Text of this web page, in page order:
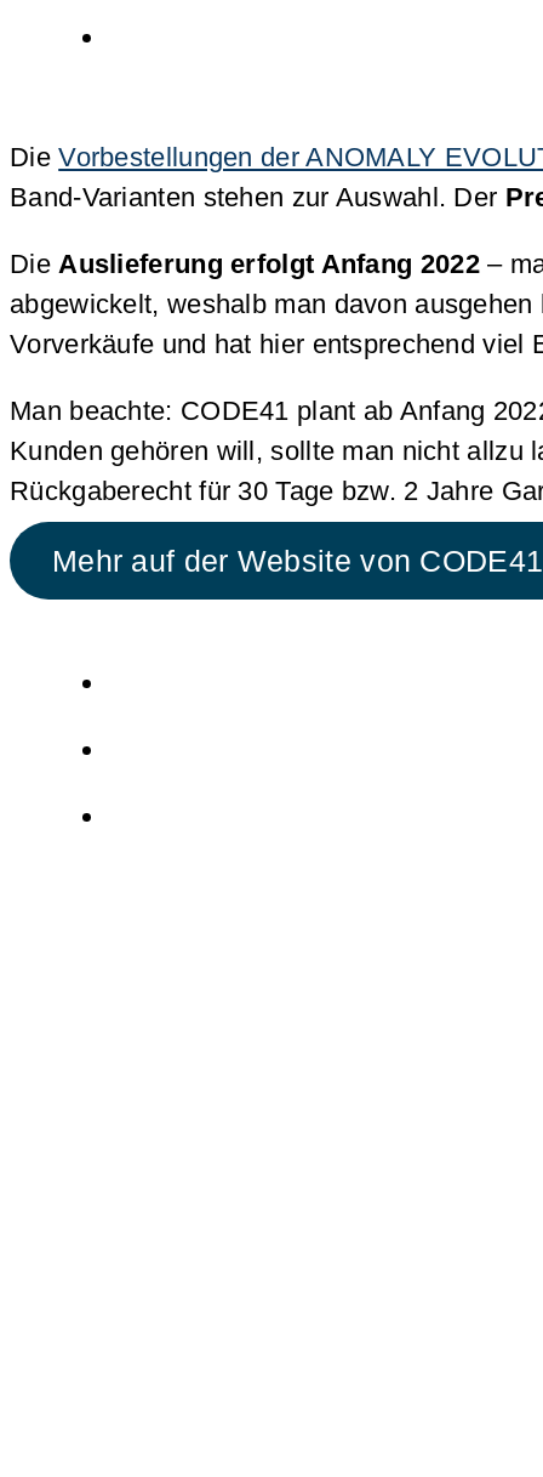
DieVorbestellungen der ANOMALY
Band-Varianten stehen zur Auswahl. Der
DieAuslieferung erfolgt Anfang 2022–
abgewickelt, weshalb man davon
Vorverkäufe und hat hier entsprechend viel
Man beachte: CODE41 plant ab Anfang
Kunden gehören will, sollte man nicht allzu
Rückgaberecht für 30 Tage bzw. 2 Jahre
Mehr auf der Website von CODE41